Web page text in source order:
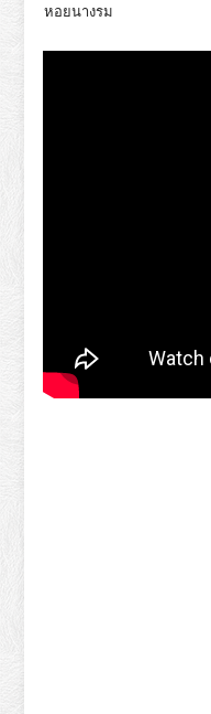
หอยนางรม